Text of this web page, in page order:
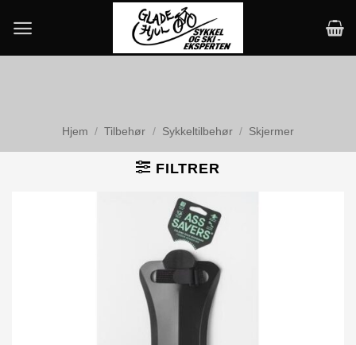
content
Hjem / Tilbehør / Sykkeltilbehør / Skjermer
FILTRER